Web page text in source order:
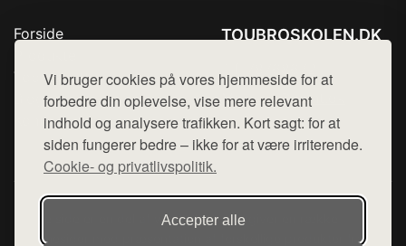
Vi bruger cookies på vores hjemmeside for at
forbedre din oplevelse, vise mere relevant
indhold og analysere trafikken. Kort sagt: for at
siden fungerer bedre – ikke for at være irriterende.
Cookie- og privatlivspolitik.
Accepter alle
Forside
Top Rabatter
Blog
Kontakt
TOUBROSKOLEN.DK
Mail: hej@want.dk
Cookie- og privatlivspolitik
Denne side er en del af want.dk, der udgiver en række
hjemmesider med præsentation af forskellige produkter fra